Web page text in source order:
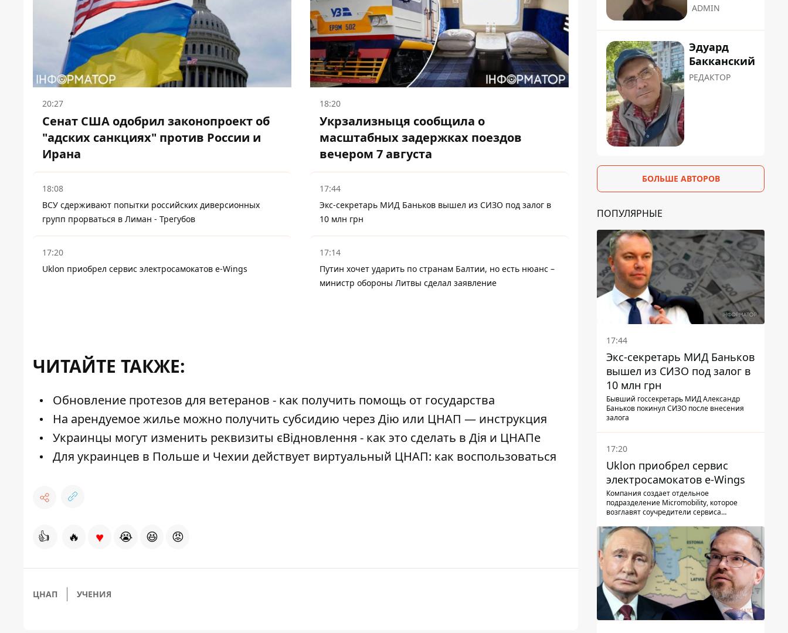
20:27
Сенат США одобрил законопроект об
"адских санкциях" против России и
Ирана
18:20
Укрзализныця сообщила о
масштабных задержках поездов
вечером 7 августа
18:08
ВСУ сдерживают попытки российских диверсионных
групп прорваться в Лиман - Трегубов
17:44
Экс-секретарь МИД Баньков вышел из СИЗО под залог в
10 млн грн
17:20
Uklon приобрел сервис электросамокатов e-Wings
17:14
Путин хочет ударить по странам Балтии, но есть нюанс –
министр обороны Литвы сделал заявление
ЧИТАЙТЕ ТАКЖЕ:
Обновление протезов для ветеранов - как получить помощь от государства
На арендуемое жилье можно получить субсидию через Дію или ЦНАП — инструкция
Украинцы могут изменить реквизиты єВідновлення - как это сделать в Дія и ЦНАПе
Для украинцев в Польше и Чехии действует виртуальный ЦНАП: как воспользоваться
👍 🔥 ♥ 😭 😆 😡
ЦНАП УЧЕНИЯ
ADMIN
Эдуард
Бакканский
РЕДАКТОР
БОЛЬШЕ АВТОРОВ
ПОПУЛЯРНЫЕ
17:44
Экс-секретарь МИД Баньков
вышел из СИЗО под залог в
10 млн грн
Бывший госсекретарь МИД Александр
Баньков покинул СИЗО после внесения
залога
17:20
Uklon приобрел сервис
электросамокатов e-Wings
Компания создает отдельное
подразделение Micromobility, которое
возглавят соучредители сервиса